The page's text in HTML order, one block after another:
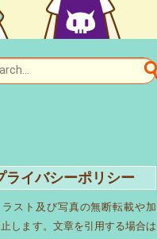
ライバシーポリシー
スト及び写真の無断転載や加
します。文章を引用する場合は